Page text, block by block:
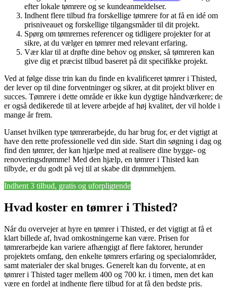
efter lokale tømrere og se kundeanmeldelser.
Indhent flere tilbud fra forskellige tømrere for at få en idé om
prisniveauet og forskellige tilgangsmåder til dit projekt.
Spørg om tømrernes referencer og tidligere projekter for at
sikre, at du vælger en tømrer med relevant erfaring.
Vær klar til at drøfte dine behov og ønsker, så tømreren kan
give dig et præcist tilbud baseret på dit specifikke projekt.
Ved at følge disse trin kan du finde en kvalificeret tømrer i Thisted,
der lever op til dine forventninger og sikrer, at dit projekt bliver en
succes. Tømrere i dette område er ikke kun dygtige håndværkere; de
er også dedikerede til at levere arbejde af høj kvalitet, der vil holde i
mange år frem.
Uanset hvilken type tømrerarbejde, du har brug for, er det vigtigt at
have den rette professionelle ved din side. Start din søgning i dag og
find den tømrer, der kan hjælpe med at realisere dine bygge- og
renoveringsdrømme! Med den hjælp, en tømrer i Thisted kan
tilbyde, er du godt på vej til at skabe dit drømmehjem.
Indhent 3 tilbud, gratis og uforpligtende
Hvad koster en tømrer i Thisted?
Når du overvejer at hyre en tømrer i Thisted, er det vigtigt at få et
klart billede af, hvad omkostningerne kan være. Prisen for
tømrerarbejde kan variere afhængigt af flere faktorer, herunder
projektets omfang, den enkelte tømrers erfaring og specialområder,
samt materialer der skal bruges. Generelt kan du forvente, at en
tømrer i Thisted tager mellem 400 og 700 kr. i timen, men det kan
være en fordel at indhente flere tilbud for at få den bedste pris.